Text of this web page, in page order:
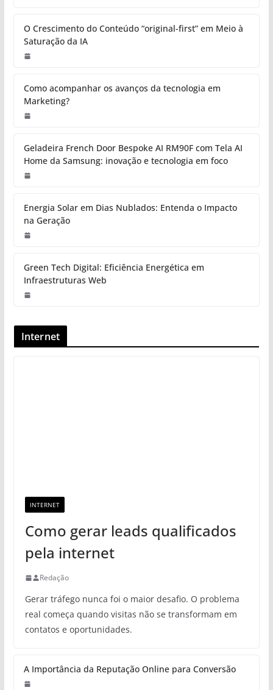
O Crescimento do Conteúdo “original-first” em Meio à
Saturação da IA
Como acompanhar os avanços da tecnologia em
Marketing?
Geladeira French Door Bespoke AI RM90F com Tela AI
Home da Samsung: inovação e tecnologia em foco
Energia Solar em Dias Nublados: Entenda o Impacto
na Geração
Green Tech Digital: Eficiência Energética em
Infraestruturas Web
Internet
INTERNET
Como gerar leads qualificados
pela internet
Redação
Gerar tráfego nunca foi o maior desafio. O problema
real começa quando visitas não se transformam em
contatos e oportunidades.
A Importância da Reputação Online para Conversão